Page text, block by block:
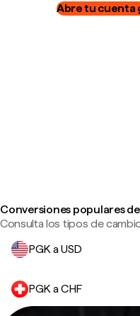
Abre tu cuenta
Conversiones populares
Consulta los tipos de
PGK a USD
PGK a CHF